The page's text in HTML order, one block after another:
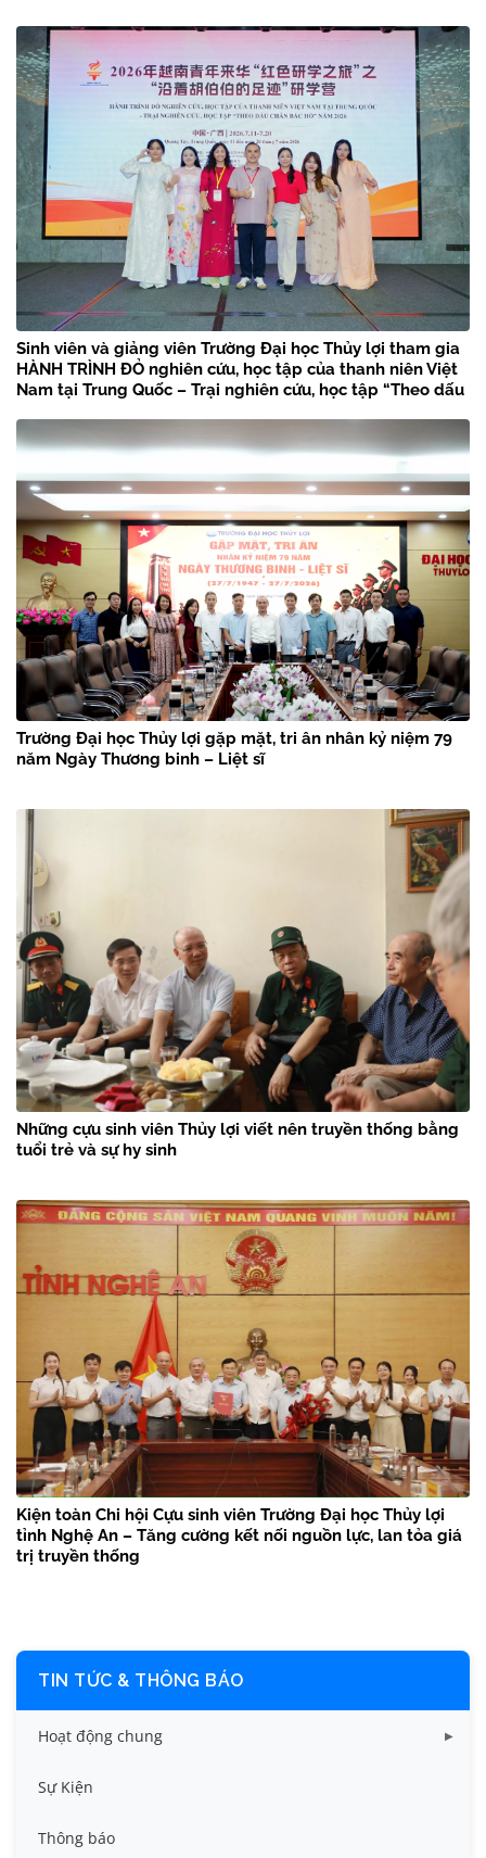
Sinh viên và giảng viên Trường Đại học Thủy lợi tham gia
HÀNH TRÌNH ĐỎ nghiên cứu, học tập của thanh niên Việt
Nam tại Trung Quốc – Trại nghiên cứu, học tập “Theo dấu
Trường Đại học Thủy lợi gặp mặt, tri ân nhân kỷ niệm 79
năm Ngày Thương binh – Liệt sĩ
Những cựu sinh viên Thủy lợi viết nên truyền thống bằng
tuổi trẻ và sự hy sinh
Kiện toàn Chi hội Cựu sinh viên Trường Đại học Thủy lợi
tỉnh Nghệ An – Tăng cường kết nối nguồn lực, lan tỏa giá
trị truyền thống
TIN TỨC & THÔNG BÁO
Hoạt động chung
Tin công tác sinh viên
Tin đào tạo
Sự Kiện
Thông báo